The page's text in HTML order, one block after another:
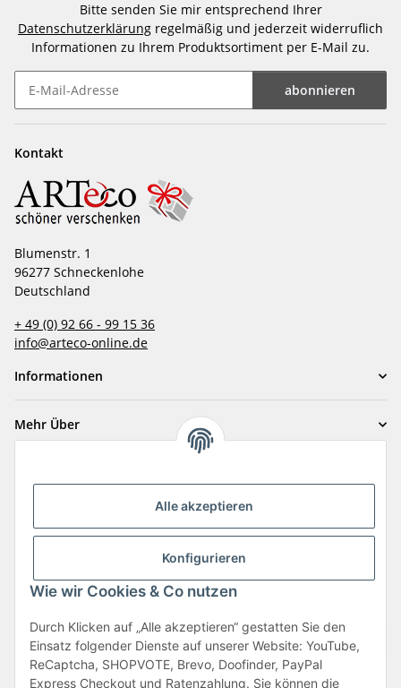
Alle akzeptieren
Konfigurieren
Wie wir Cookies & Co nutzen
Durch Klicken auf „Alle akzeptieren“ gestatten Sie den
Einsatz folgender Dienste auf unserer Website: YouTube,
ReCaptcha, SHOPVOTE, Brevo, Doofinder, PayPal
Express Checkout und Ratenzahlung. Sie können die
Bitte senden Sie mir entsprechend Ihrer
Datenschutzerklärung regelmäßig und jederzeit widerruflich
Informationen zu Ihrem Produktsortiment per E-Mail zu.
abonnieren
Kontakt
Blumenstr. 1
96277 Schneckenlohe
Deutschland
+ 49 (0) 92 66 - 99 15 36
info@arteco-online.de
Informationen
Mehr Über
Vertrag widerrufen